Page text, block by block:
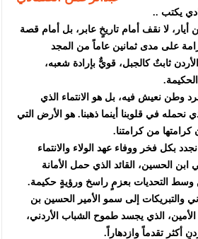
يكتب ..
لا نقف أمام تاريخٍ عابر، بل أمام قصة
على مدى ثمانين عاماً من المجد
ثابتٌ كالجبل، قويٌّ بإرادة شعبه،
وطن نعيش فيه، بل هو الانتماء الذي
نحمله في قلوبنا أينما ذهبنا. هو الأرض التي
كرامتها من كرامتنا.
بكل فخر ووفاء عهد الولاء والانتماء
ابن الحسين، القائد الذي حمل الأمانة
وسط التحديات بعزمٍ راسخ ورؤيةٍ حكيمة.
والتبريكات إلى سمو الأمير الحسين بن
الأمين، الذي يجسد طموح الشباب الأردني،
أكثر تقدماً وازدهاراً.